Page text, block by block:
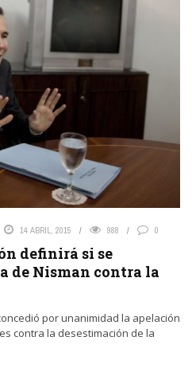
14 ABRIL, 2015 988 0
definirá si se
de Nisman contra la
por unanimidad la apelación
contra la desestimación de la